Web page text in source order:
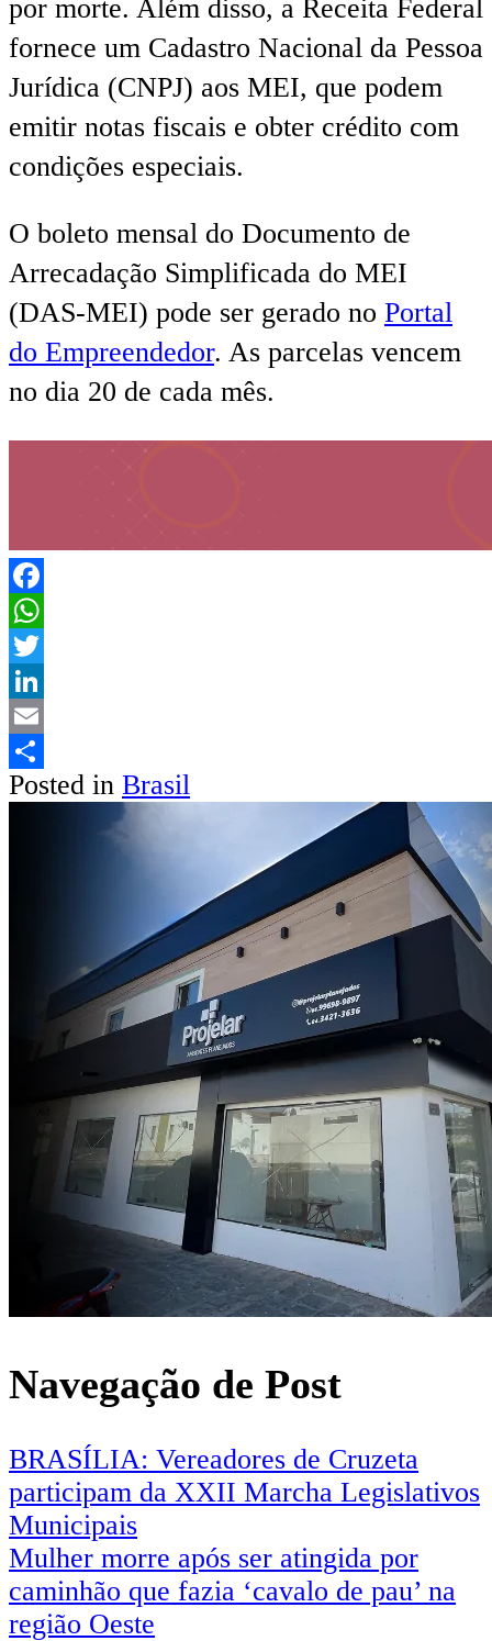
por morte. Além disso, a Receita Federal
fornece um Cadastro Nacional da Pessoa
Jurídica (CNPJ) aos MEI, que podem
emitir notas fiscais e obter crédito com
condições especiais.
O boleto mensal do Documento de
Arrecadação Simplificada do MEI
(DAS-MEI) pode ser gerado no Portal
do Empreendedor. As parcelas vencem
no dia 20 de cada mês.
Facebook
WhatsApp
Twitter
LinkedIn
Email
Share
Posted in Brasil
Navegação de Post
BRASÍLIA: Vereadores de Cruzeta
participam da XXII Marcha Legislativos
Municipais
Mulher morre após ser atingida por
caminhão que fazia ‘cavalo de pau’ na
região Oeste